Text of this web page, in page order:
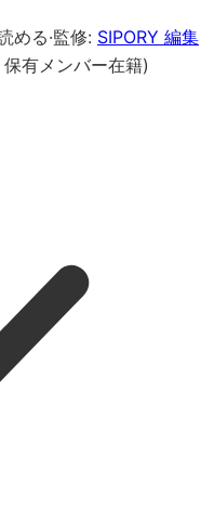
める·監修: SIPORY 編集
有メンバー在籍)